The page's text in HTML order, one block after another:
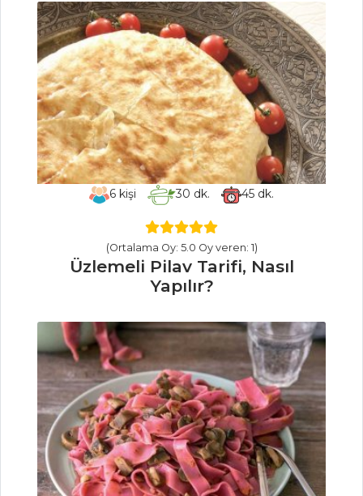
İçecekler Tüm
Tarifleri
MEZELER VE
SOSLAR
Sezar Sos Tarifi,
Nasıl Yapılır?
Ketçap Tarifi,
Nasıl Yapılır?
Fava Tarifi, Nasıl
Yapılır?
PILAV VE
MAKARNA
Kıymalı Makarna
Tarifi, Nasıl Yapılır?
Taze Otlu Pilav
Tarifi, Nasıl Yapılır?
6 kişi 30 dk. 45dk.
(Ortalama Oy: 5.0 Oy veren: 1)
Üzlemeli Pilav Tarifi, Nasıl
Yapılır?